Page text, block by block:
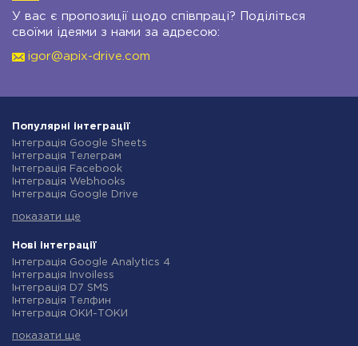
У вас є пропозиції щодо співпраці? Поділіться
своїми ідеями з нами за адресою:
igor@apix-drive.com
Популярні інтеграції
Інтеграція Google Sheets
Інтеграція Телеграм
Інтеграція Facebook
Інтеграція Webhooks
Інтеграція Google Drive
Інтеграція Gmail
Інтеграція Rozetka
Інтеграція OpenAI (ChatGPT)
Інтеграція Binotel
Інтеграція Prom
Інтеграція Приват24
Інтеграція OLX
Інтеграція SendPulse
показати ще
Нові інтеграції
Інтеграція Google Analytics 4
Інтеграція Invoiless
Інтеграція D7 SMS
Інтеграція Телфин
Інтеграція ОКИ-ТОКИ
Інтеграція Microsoft Dynamics 365
показати ще